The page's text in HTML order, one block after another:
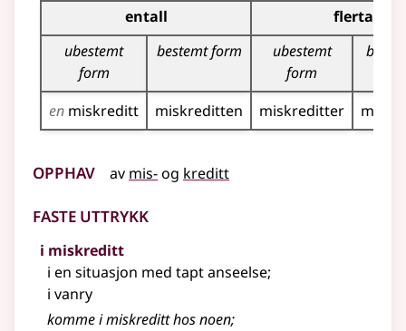
Bøyingstabell for dette substantivet
entall
flertall
ubestemt
form
bestemt form
ubestemt
form
en miskreditt miskreditten miskreditter
Opphav av mis-og kreditt
Faste uttrykk
i miskreditt
i en situasjon med tapt anseelse;
i vanry
komme i miskreditt hos noen;